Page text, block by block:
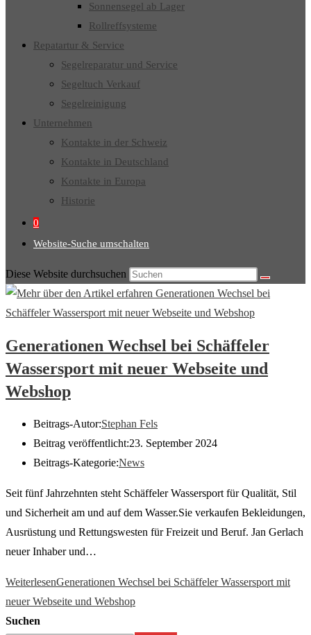
Sonnensegel ab Lager
Rollreffsysteme
Repatartur & Service
Segelreparatur und Service
Segeltuch Verkauf
Segelreinigung
Unternehmen
Kontakte in der Schweiz
Kontakte in Deutschland
Kontakte in Europa
Historie
0
Website-Suche umschalten
Diese Website durchsuchen
Generationen Wechsel bei Schäffeler
Wassersport mit neuer Webseite und
Webshop
Beitrags-Autor:Stephan Fels
Beitrag veröffentlicht:23. September 2024
Beitrags-Kategorie:News
Seit fünf Jahrzehnten steht Schäffeler Wassersport für Qualität, Stil
und Sicherheit am und auf dem Wasser.Sie verkaufen Bekleidungen,
Ausrüstung und Rettungswesten für Freizeit und Beruf. Jan Gerlach
neuer Inhaber und…
WeiterlesenGenerationen Wechsel bei Schäffeler Wassersport mit
neuer Webseite und Webshop
Suchen